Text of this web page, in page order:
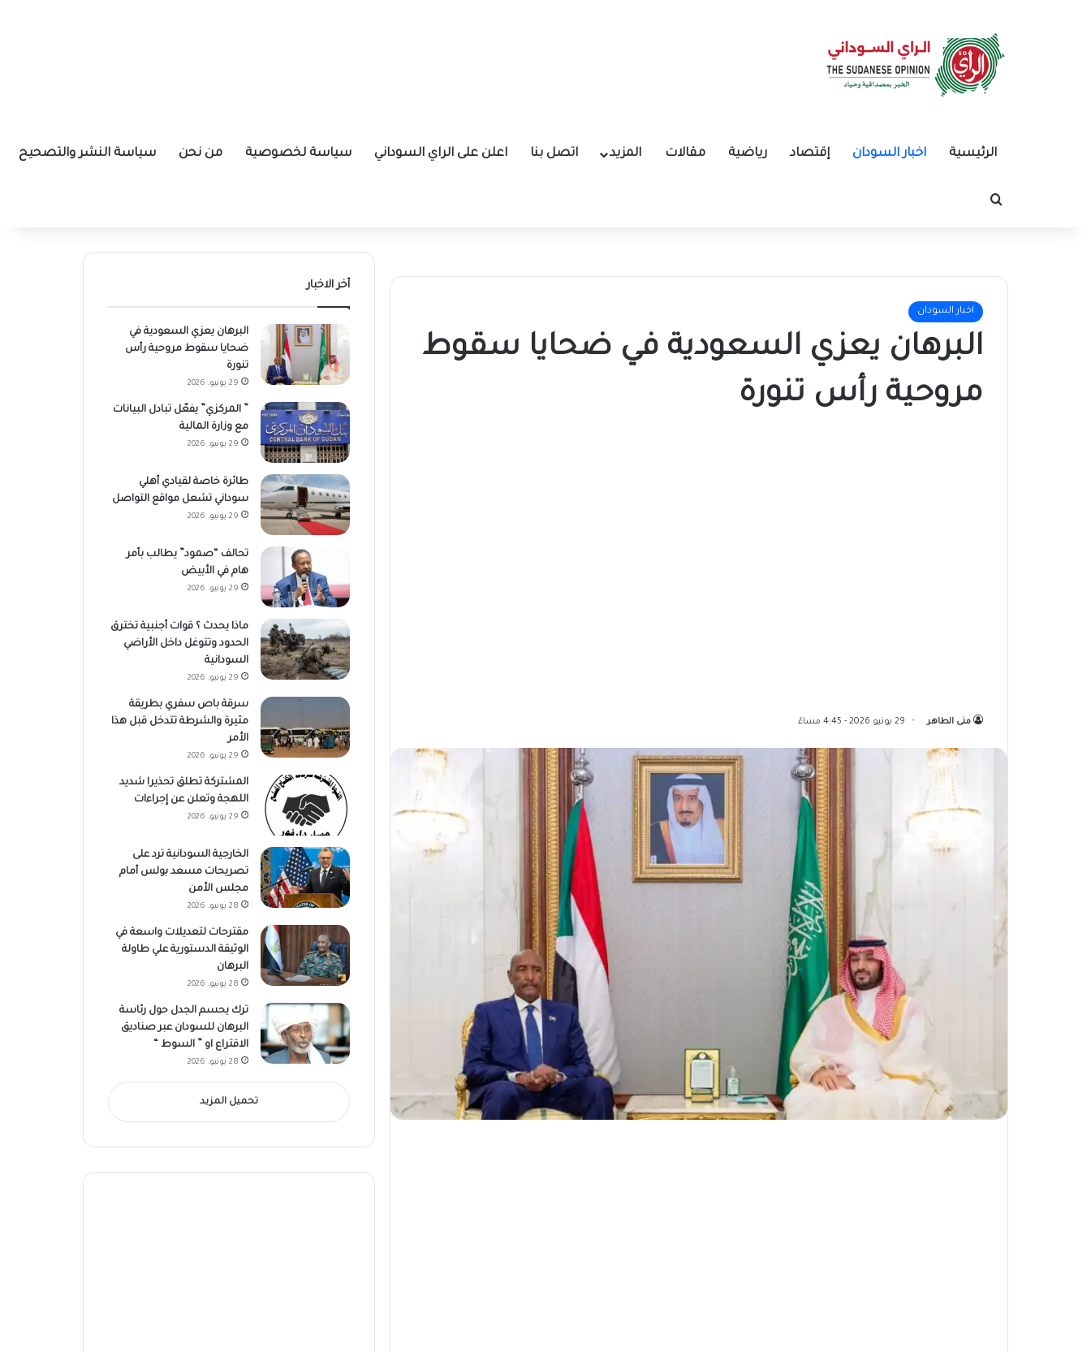
الرئيسية اخبار السودان إقتصاد رياضية مقالات المزيد اتصل بنا اعلن على الراي السوداني سياسة لخصوصية من نحن سياسة النشر والتصحيح
بحث عن
اخبار السودان
البرهان يعزي السعودية في ضحايا سقوط
مروحية رأس تنورة
منى الطاهر 29 يونيو 2026 - 4:45 مساءً
أخر الاخبار
البرهان يعزي السعودية في
ضحايا سقوط مروحية رأس
تنورة
29 يونيو، 2026
” المركزي” يفعّل تبادل البيانات
مع وزارة المالية
29 يونيو، 2026
طائرة خاصة لقيادي أهلي
سوداني تشعل مواقع التواصل
29 يونيو، 2026
تحالف “صمود” يطالب بأمر
هام في الأبيض
29 يونيو، 2026
ماذا يحدث ؟ قوات أجنبية تخترق
الحدود وتتوغل داخل الأراضي
السودانية
29 يونيو، 2026
سرقة باص سفري بطريقة
مثيرة والشرطة تتدخل قبل هذا
الأمر
29 يونيو، 2026
المشتركة تطلق تحذيرا شديد
اللهجة وتعلن عن إجراءات
29 يونيو، 2026
الخارجية السودانية ترد على
تصريحات مسعد بولس أمام
مجلس الأمن
28 يونيو، 2026
مقترحات لتعديلات واسعة في
الوثيقة الدستورية علي طاولة
البرهان
28 يونيو، 2026
ترك يحسم الجدل حول رئاسة
البرهان للسودان عبر صناديق
الاقتراع او ” السوط “
28 يونيو، 2026
تحميل المزيد